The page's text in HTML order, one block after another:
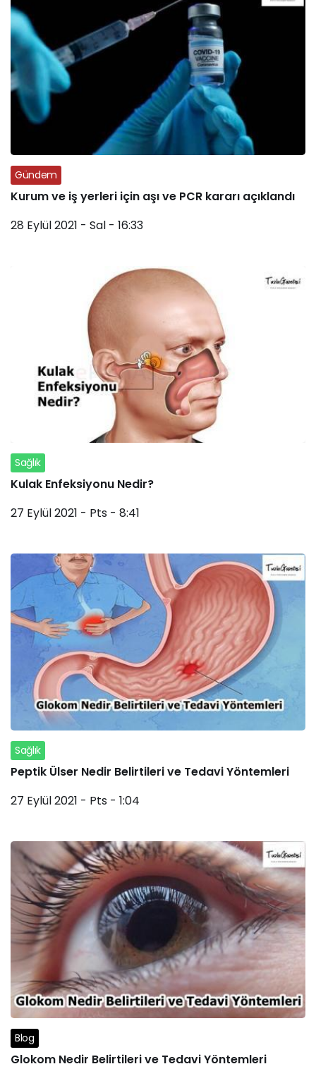
Gündem
Kurum ve iş yerleri için aşı ve PCR kararı açıklandı
28 Eylül 2021 - Sal - 16:33
Sağlık
Kulak Enfeksiyonu Nedir?
27 Eylül 2021 - Pts - 8:41
Sağlık
Peptik Ülser Nedir Belirtileri ve Tedavi Yöntemleri
27 Eylül 2021 - Pts - 1:04
Blog
Glokom Nedir Belirtileri ve Tedavi Yöntemleri